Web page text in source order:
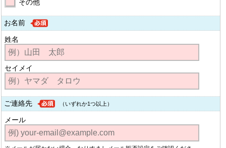
その他
お名前
姓名
セイメイ
ご連絡先 （いずれか1つ以上）
メール